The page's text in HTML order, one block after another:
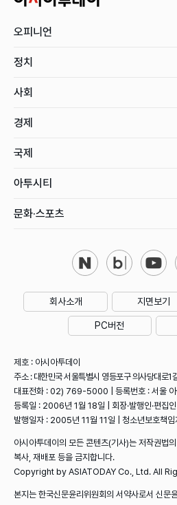
오피니언
정치
사회
경제
국제
아투시티
문화·스포츠
회사소개 지면보기
PC버전
제호 : 아시아투데이
주소 : 대한민국 서울특별시 영등포구 의사당대로1
대표전화 : 02) 769-5000 | 등록번호 : 서울
등록일 : 2006년 1월 18일 | 회장·발행인·편집
발행일자 : 2005년 11월 11일 | 청소년보호책임
아시아투데이의 모든 콘텐츠(기사)는 저작권법
복사, 재배포 등을 금지합니다.
Copyright by ASIATODAY Co., Ltd. All
본지는 한국신문윤리위원회의 서약사로서 신문